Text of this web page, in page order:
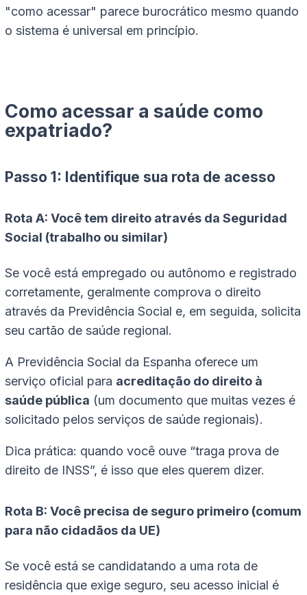
"como acessar" parece burocrático mesmo quando
o sistema é universal em princípio.
Como acessar a saúde como
expatriado?
Passo 1: Identifique sua rota de acesso
Rota A: Você tem direito através da Seguridad
Social (trabalho ou similar)
Se você está empregado ou autônomo e registrado
corretamente, geralmente comprova o direito
através da Previdência Social e, em seguida, solicita
seu cartão de saúde regional.
A Previdência Social da Espanha oferece um
serviço oficial para acreditação do direito à
saúde pública (um documento que muitas vezes é
solicitado pelos serviços de saúde regionais).
Dica prática: quando você ouve “traga prova de
direito de INSS”, é isso que eles querem dizer.
Rota B: Você precisa de seguro primeiro (comum
para não cidadãos da UE)
Se você está se candidatando a uma rota de
residência que exige seguro, seu acesso inicial é